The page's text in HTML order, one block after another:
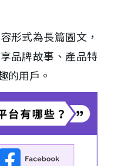
形式為長篇圖文，
品牌故事、產品特
的用戶。